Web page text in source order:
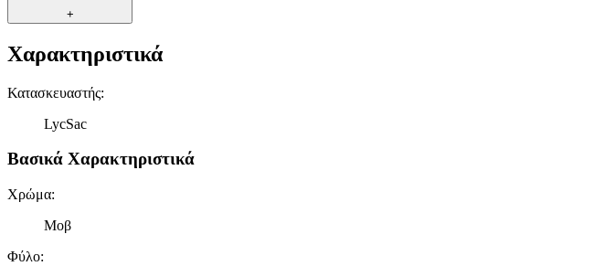
+
Χαρακτηριστικά
Κατασκευαστής:
LycSac
Βασικά Χαρακτηριστικά
Χρώμα:
Μοβ
Φύλο: